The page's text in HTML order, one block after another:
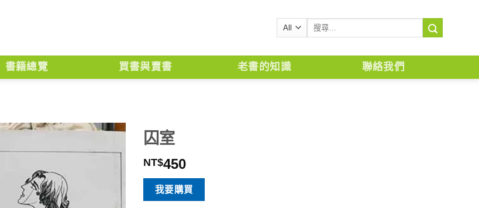
搜
鍵
書籍總覽 買書與賣書 老書的知識 聯絡我們
囚室
NT$450
我要購買